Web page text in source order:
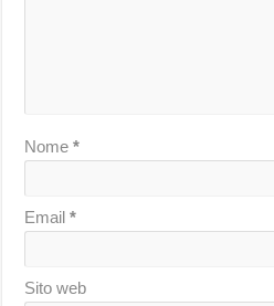
Nome*
Email*
Sito web